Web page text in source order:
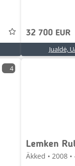
32 700 EUR
Jualdė,
4
Äkked • 2008 •